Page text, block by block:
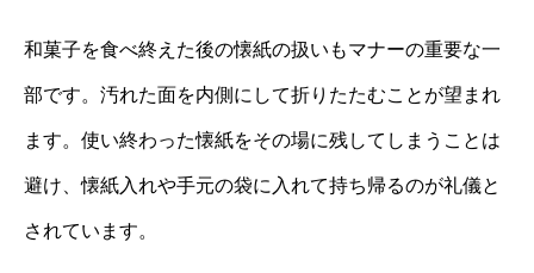
和菓子を食べ終えた後の懐紙の扱いもマナーの重要な一
部です。汚れた面を内側にして折りたたむことが望まれ
ます。使い終わった懐紙をその場に残してしまうことは
避け、懐紙入れや手元の袋に入れて持ち帰るのが礼儀と
されています。